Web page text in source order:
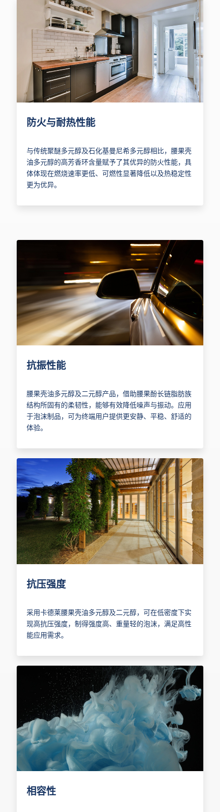
防火与耐热性能
与传统聚醚多元醇及石化基曼尼希多元醇相比，腰果壳
油多元醇的高芳香环含量赋予了其优异的防火性能，具
体体现在燃烧速率更低、可燃性显著降低以及热稳定性
更为优异。
抗振性能
腰果壳油多元醇及二元醇产品，借助腰果酚长链脂肪族
结构所固有的柔韧性，能够有效降低噪声与振动。应用
于泡沫制品，可为终端用户提供更安静、平稳、舒适的
体验。
抗压强度
采用卡德莱腰果壳油多元醇及二元醇，可在低密度下实
现高抗压强度，制得强度高、重量轻的泡沫，满足高性
能应用需求。
相容性